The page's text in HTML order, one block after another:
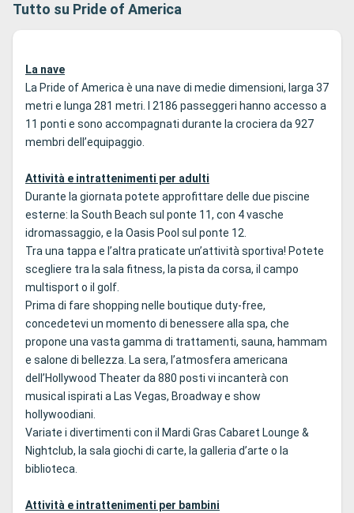
Tutto su Pride of America
La nave
La Pride of America è una nave di medie dimensioni, larga 37
metri e lunga 281 metri. I 2186 passeggeri hanno accesso a
11 ponti e sono accompagnati durante la crociera da 927
membri dell’equipaggio.
Attività e intrattenimenti per adulti
Durante la giornata potete approfittare delle due piscine
esterne: la South Beach sul ponte 11, con 4 vasche
idromassaggio, e la Oasis Pool sul ponte 12.
Tra una tappa e l’altra praticate un’attività sportiva! Potete
scegliere tra la sala fitness, la pista da corsa, il campo
multisport o il golf.
Prima di fare shopping nelle boutique duty-free,
concedetevi un momento di benessere alla spa, che
propone una vasta gamma di trattamenti, sauna, hammam
e salone di bellezza. La sera, l’atmosfera americana
dell’Hollywood Theater da 880 posti vi incanterà con
musical ispirati a Las Vegas, Broadway e show
hollywoodiani.
Variate i divertimenti con il Mardi Gras Cabaret Lounge &
Nightclub, la sala giochi di carte, la galleria d’arte o la
biblioteca.
Attività e intrattenimenti per bambini